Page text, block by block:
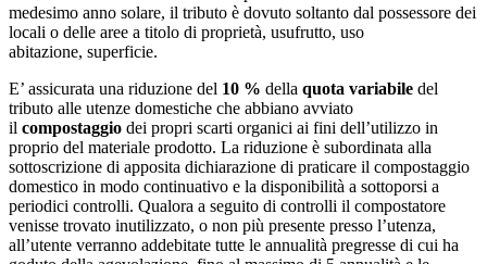
medesimo anno solare, il tributo è dovuto soltanto dal possessore dei
locali o delle aree a titolo di proprietà, usufrutto, uso
abitazione, superficie.
E’ assicurata una riduzione del 10 % della quota variabile del
tributo alle utenze domestiche che abbiano avviato
il compostaggio dei propri scarti organici ai fini dell’utilizzo in
proprio del materiale prodotto. La riduzione è subordinata alla
sottoscrizione di apposita dichiarazione di praticare il compostaggio
domestico in modo continuativo e la disponibilità a sottoporsi a
periodici controlli. Qualora a seguito di controlli il compostatore
venisse trovato inutilizzato, o non più presente presso l’utenza,
all’utente verranno addebitate tutte le annualità pregresse di cui ha